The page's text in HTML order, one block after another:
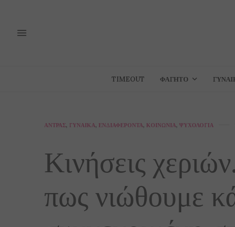
TIMEOUT ΦΑΓΗΤΌ
ΆΝΤΡΑΣ, ΓΥΝΑΊΚΑ, ΕΝΔΙΑΦΈΡΟΝΤΑ, ΚΟΙΝΩΝΊΑ, ΨΥΧΟΛΟΓΊΑ
Κινήσεις
πως νιώθουμε